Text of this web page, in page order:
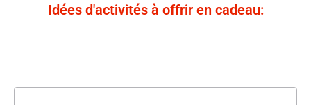
Idées d'activités à offrir en cadeau: